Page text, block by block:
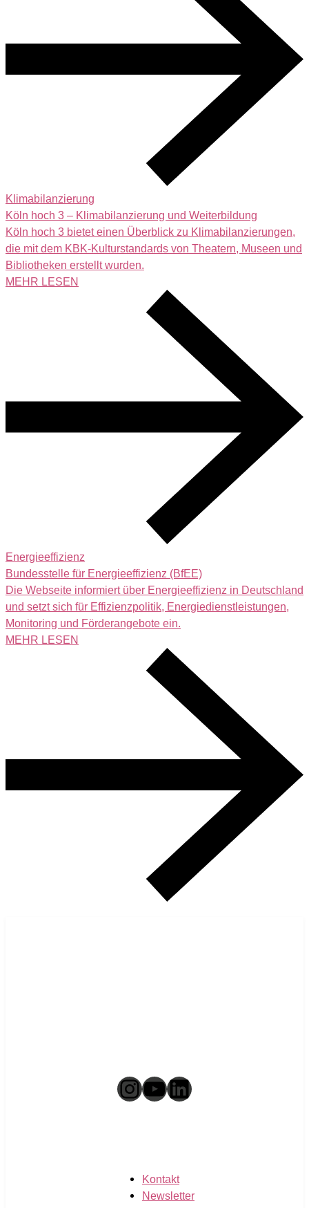
Klimabilanzierung
Köln hoch 3 – Klimabilanzierung und Weiterbildung
Köln hoch 3 bietet einen Überblick zu Klimabilanzierungen,
die mit dem KBK-Kulturstandards von Theatern, Museen und
Bibliotheken erstellt wurden.
MEHR LESEN
Energieeffizienz
Bundesstelle für Energieeffizienz (BfEE)
Die Webseite informiert über Energieeffizienz in Deutschland
und setzt sich für Effizienzpolitik, Energiedienstleistungen,
Monitoring und Förderangebote ein.
MEHR LESEN
Instagram
YouTube
LinkedIn
Kontakt
Newsletter